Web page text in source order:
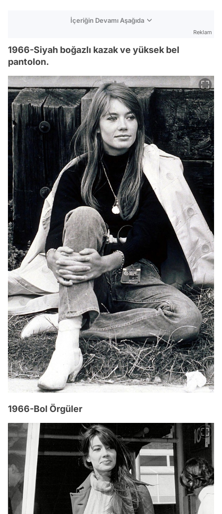
İçeriğin Devamı Aşağıda
Reklam
1966-Siyah boğazlı kazak ve yüksek bel
pantolon.
1966-Bol Örgüler